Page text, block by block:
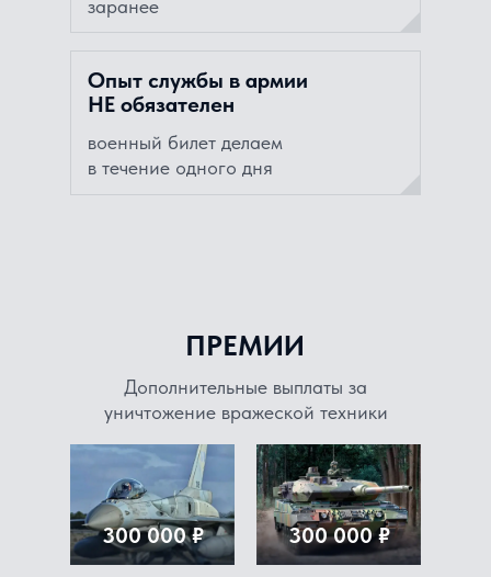
Опыт службы в армии
НЕ обязателен
заранее
военный билет делаем
в течение одного дня
ПРЕМИИ
Дополнительные выплаты за
уничтожение вражеской техники
300 000 ₽ 300 000 ₽